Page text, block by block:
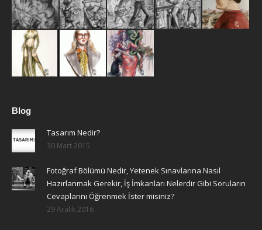
Blog
Tasarım Nedir?
30 Mart 2015
Fotoğraf Bölümü Nedir, Yetenek Sınavlarına Nasıl
Hazırlanmak Gerekir, İş İmkanları Nelerdir Gibi Soruların
Cevaplarını Öğrenmek İster misiniz?
29 Aralık 2016